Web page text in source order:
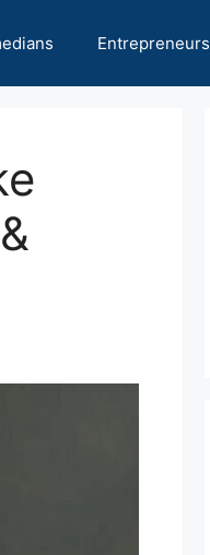
Entrepreneurs